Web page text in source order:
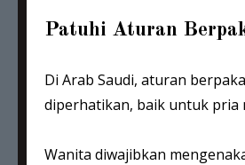
Patuhi Aturan
Di Arab Saudi, aturan
diperhatikan, baik untuk pria
Wanita diwajibkan